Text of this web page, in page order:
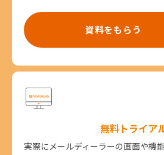
資料をもらう
無料トライア
実際にメールディーラーの画面や機